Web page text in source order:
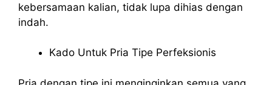
kebersamaan kalian, tidak lupa dihias dengan
indah.
Kado Untuk Pria Tipe Perfeksionis